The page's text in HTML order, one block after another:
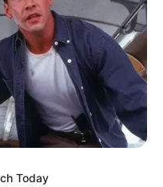
STORY”?
NA
GAGU U NOVOJ